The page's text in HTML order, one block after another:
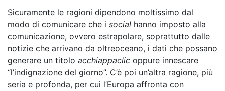
Sicuramente le ragioni dipendono moltissimo dal
modo di comunicare che i social hanno imposto alla
comunicazione, ovvero estrapolare, soprattutto dalle
notizie che arrivano da oltreoceano, i dati che possano
generare un titolo acchiappaclic oppure innescare
“l’indignazione del giorno”. C’è poi un’altra ragione, più
seria e profonda, per cui l’Europa affronta con